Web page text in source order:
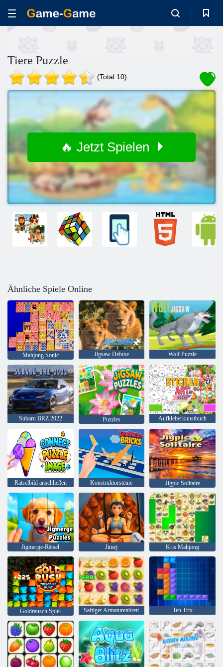
Tiere Puzzle
(Total 10)
🔥 Jetzt Spielen
Ähnliche Spiele Online
Mahjong Sonic Jigsaw Deluxe Wolf Puzzle
Subaru BRZ 2022 Puzzles Aufkleberkunstbuch
Rätselbild anschließen Konstruktorsteine Jigpic Solitaire
Jigmerge-Rätsel Jimej Kris Mahjong
Goldrausch Spiel Saftiger Armaturenbrett Ten Trix